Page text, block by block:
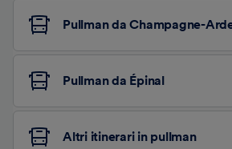
Pullman da Champagne-
Pullman da Épinal
Altri itinerari in pullman